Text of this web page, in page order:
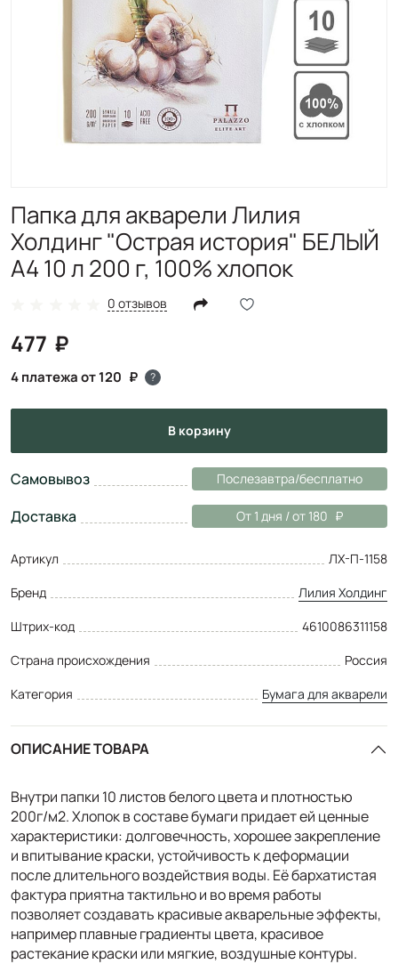
Папка для акварели Лилия
Холдинг "Острая история" БЕЛЫЙ
А4 10 л 200 г, 100% хлопок
0 отзывов
477
4 платежа от 120 ?
в корзину
Самовывоз Послезавтра/бесплатно
Доставка От 1 дня / от 180
Артикул
ЛХ-П-1158
Бренд
Лилия Холдинг
Штрих-код
4610086311158
Страна происхождения
Россия
Категория
Бумага для акварели
ОПИСАНИЕ ТОВАРА
Внутри папки 10 листов белого цвета и плотностью
200г/м2. Хлопок в составе бумаги придает ей ценные
характеристики: долговечность, хорошее закрепление
и впитывание краски, устойчивость к деформации
после длительного воздействия воды. Её бархатистая
фактура приятна тактильно и во время работы
позволяет создавать красивые акварельные эффекты,
например плавные градиенты цвета, красивое
растекание краски или мягкие, воздушные контуры.